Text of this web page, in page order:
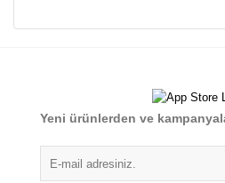
Yorum Yaz
Ürün resmi kalitesiz, bozuk veya
Ürün açıklamasında eksik
Ürün bilgilerinde hatalar
Yeni ürünlerden ve